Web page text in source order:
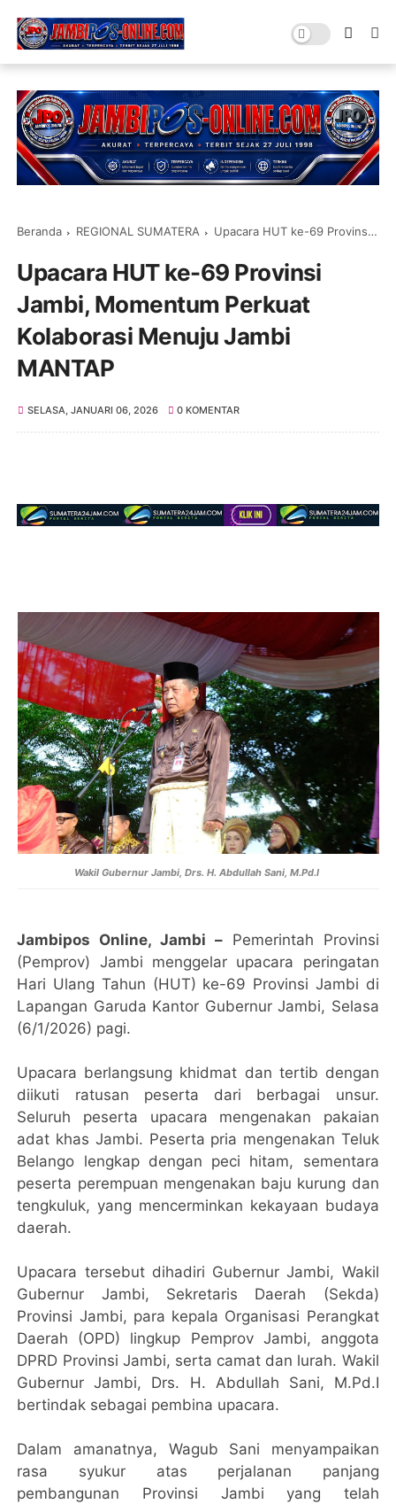
Beranda REGIONAL SUMATERA Upacara HUT ke-69 Provinsi Jambi, Momentum Perkuat Kolaborasi Menuju Jambi MANTAP
Upacara HUT ke-69 Provinsi
Jambi, Momentum Perkuat
Kolaborasi Menuju Jambi
MANTAP
SELASA, JANUARI 06, 2026 0 KOMENTAR
Wakil Gubernur Jambi, Drs. H. Abdullah Sani, M.Pd.I
Jambipos Online, Jambi –Pemerintah Provinsi
(Pemprov) Jambi menggelar upacara peringatan
Hari Ulang Tahun (HUT) ke-69 Provinsi Jambi di
Lapangan Garuda Kantor Gubernur Jambi, Selasa
(6/1/2026) pagi.
Upacara berlangsung khidmat dan tertib dengan
diikuti ratusan peserta dari berbagai unsur.
Seluruh peserta upacara mengenakan pakaian
adat khas Jambi. Peserta pria mengenakan Teluk
Belango lengkap dengan peci hitam, sementara
peserta perempuan mengenakan baju kurung dan
tengkuluk, yang mencerminkan kekayaan budaya
daerah.
Upacara tersebut dihadiri Gubernur Jambi, Wakil
Gubernur Jambi, Sekretaris Daerah (Sekda)
Provinsi Jambi, para kepala Organisasi Perangkat
Daerah (OPD) lingkup Pemprov Jambi, anggota
DPRD Provinsi Jambi, serta camat dan lurah. Wakil
Gubernur Jambi, Drs. H. Abdullah Sani, M.Pd.I
bertindak sebagai pembina upacara.
Dalam amanatnya, Wagub Sani menyampaikan
rasa syukur atas perjalanan panjang
pembangunan Provinsi Jambi yang telah